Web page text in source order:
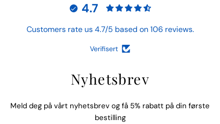
4.7
Customers rate us 4.7/5 based on 106 reviews.
Verifisert
Nyhetsbrev
Meld deg på vårt nyhetsbrev og få 5% rabatt på din første
bestilling